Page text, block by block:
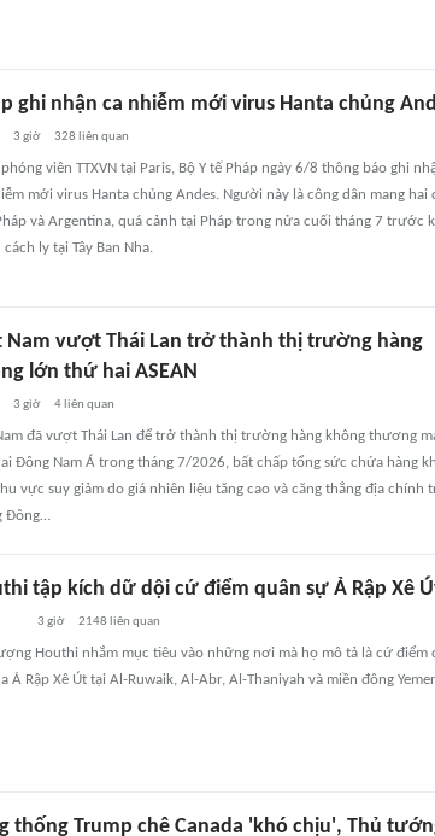
ghi nhận ca nhiễm mới virus Hanta chủng
3 giờ 328 liên quan
viên TTXVN tại Paris, Bộ Y tế Pháp ngày 6/8 thông báo ghi
mới virus Hanta chủng Andes. Người này là công dân mang hai
và Argentina, quá cảnh tại Pháp trong nửa cuối tháng 7 trước
ly tại Tây Ban Nha.
Nam vượt Thái Lan trở thành thị trường hàng
lớn thứ hai ASEAN
3 giờ 4liên quan
đã vượt Thái Lan để trở thành thị trường hàng không thương
Đông Nam Á trong tháng 7/2026, bất chấp tổng sức chứa hàng
vực suy giảm do giá nhiên liệu tăng cao và căng thẳng địa chính
Đông…
tập kích dữ dội cứ điểm quân sự Ả Rập Xê
3 giờ 2148 liên quan
Houthi nhắm mục tiêu vào những nơi mà họ mô tả là cứ điểm
Ả Rập Xê Út tại Al-Ruwaik, Al-Abr, Al-Thaniyah và miền đông
thống Trump chê Canada 'khó chịu', Thủ